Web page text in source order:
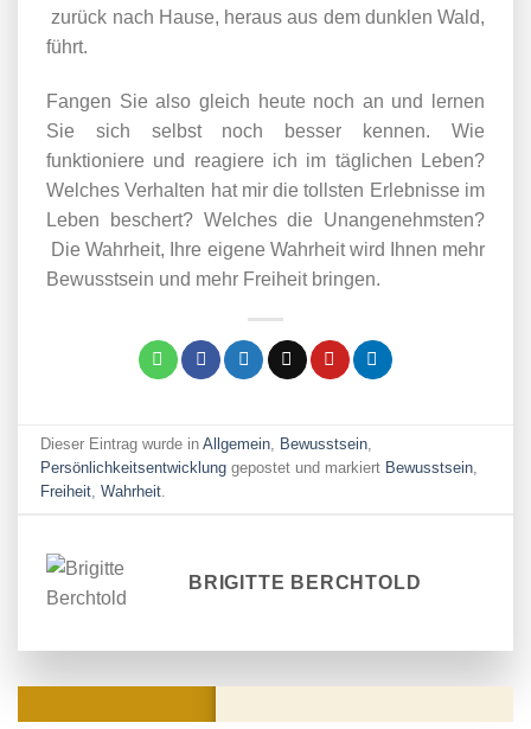
zurück nach Hause, heraus aus dem dunklen Wald,
führt.
Fangen Sie also gleich heute noch an und lernen
Sie sich selbst noch besser kennen. Wie
funktioniere und reagiere ich im täglichen Leben?
Welches Verhalten hat mir die tollsten Erlebnisse im
Leben beschert? Welches die Unangenehmsten?
Die Wahrheit, Ihre eigene Wahrheit wird Ihnen mehr
Bewusstsein und mehr Freiheit bringen.
Dieser Eintrag wurde inAllgemein Bewusstsein
Persönlichkeitsentwicklung gepostet und markiert Bewusstsein
Freiheit ,Wahrheit
BRIGITTE BERCHTOLD